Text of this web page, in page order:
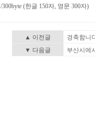
/300byte (한글 150자, 영문 300자)
▲ 이전글
경축함니
▼ 다음글
부산시에